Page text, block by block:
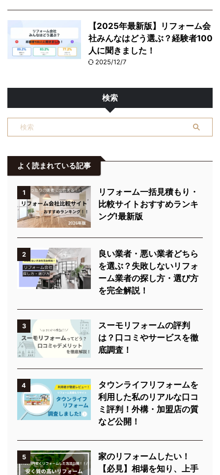
【2025年最新版】リフォーム会
社みんなはどう選ぶ？経験者100
人に聞きました！
2025/12/7
検索
よく読まれている記事
1
リフォーム一括見積もり・
比較サイトおすすめランキ
ング!最新版
2
良い業者・悪い業者どちら
を選ぶ？失敗しないリフォ
ーム業者の探し方・選び方
を完全解説！
3
スーモリフォームの評判
は？口コミやサービスを徹
底調査！
4
タウンライフリフォームを
利用した私のリアルな口コ
ミ評判！外構・加盟店の質
など公開！
5
家のリフォームしたい！
【必見】相場を知り、上手